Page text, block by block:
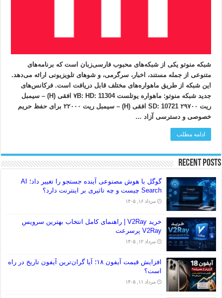
شبکه منوتو یکی از شبکه‌های محبوب فارسی‌زبان است که برنامه‌های
متنوعی از جمله مستند، اخبار، سرگرمی، و شوهای تلویزیونی ارائه می‌دهد.
این شبکه از طریق ماهواره‌های مختلف قابل دریافت است. فرکانس‌های
جدید شبکه منوتو: ماهواره یوتلست ۷B: HD: 11304 افقی (H) – سیمبل
ریت ۲۹۷۰۰ SD: 10721 افقی (H) – سیمبل ریت ۲۲۰۰۰ برای حفظ حریم
خصوصی و دسترسی آزاد …
ادامه مطلب
Recent Posts
گوگل با هوش مصنوعی آینده جستجو را تغییر داد؛ AI
Search چیست و چه تاثیری بر اینترنت دارد؟
مرداد ۱۶, ۱۴۰۵
خرید V2Ray | راهنمای کامل انتخاب بهترین سرویس
V2Ray پرسرعت
مرداد ۱۲, ۱۴۰۵
افزایش قیمت آیفون ۱۸؛ آیا گران‌ترین آیفون تاریخ در راه
است؟
مرداد ۱۱, ۱۴۰۵